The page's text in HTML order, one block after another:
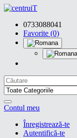
0733088041
Favorite (0)
Contul meu
Înregistrează-te
Autentifică-te